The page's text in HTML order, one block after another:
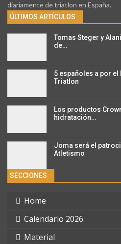
diariamente de triatlon en España.
ÚLTIMOS ARTÍCULOS
Tomas Steger y
de…
5 españoles a por
Triatlon
Los productos
hidratación…
Joma será el
Atletismo
SECCIONES
Home
Calendario 2026
Material